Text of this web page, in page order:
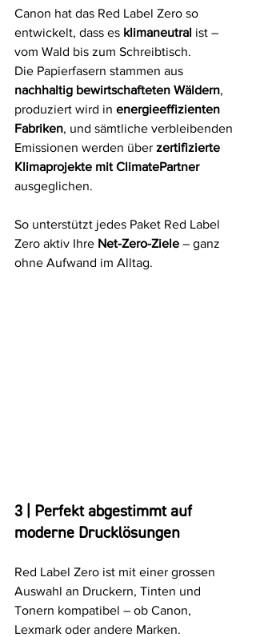
Canon hat das Red Label Zero so
entwickelt, dass es klimaneutral ist –
vom Wald bis zum Schreibtisch.
Die Papierfasern stammen aus
nachhaltig bewirtschafteten Wäldern,
produziert wird in energieeffizienten
Fabriken, und sämtliche verbleibenden
Emissionen werden über zertifizierte
Klimaprojekte mit ClimatePartner
ausgeglichen.
So unterstützt jedes Paket Red Label
Zero aktiv Ihre Net-Zero-Ziele – ganz
ohne Aufwand im Alltag.
3 | Perfekt abgestimmt auf
moderne Drucklösungen
Red Label Zero ist mit einer grossen
Auswahl an Druckern, Tinten und
Tonern kompatibel – ob Canon,
Lexmark oder andere Marken.